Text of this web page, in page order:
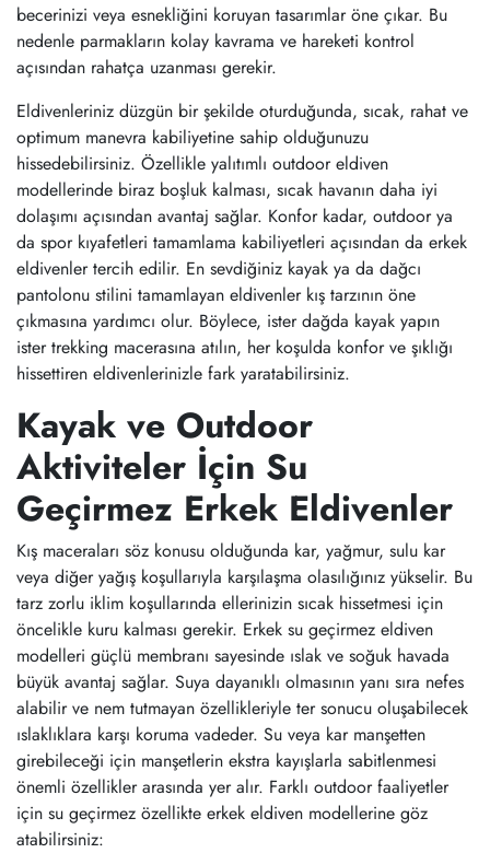
becerinizi veya esnekliğini koruyan tasarımlar öne çıkar. Bu
nedenle parmakların kolay kavrama ve hareketi kontrol
açısından rahatça uzanması gerekir.
Eldivenleriniz düzgün bir şekilde oturduğunda, sıcak, rahat ve
optimum manevra kabiliyetine sahip olduğunuzu
hissedebilirsiniz. Özellikle yalıtımlı outdoor eldiven
modellerinde biraz boşluk kalması, sıcak havanın daha iyi
dolaşımı açısından avantaj sağlar. Konfor kadar, outdoor ya
da spor kıyafetleri tamamlama kabiliyetleri açısından da erkek
eldivenler tercih edilir. En sevdiğiniz kayak ya da dağcı
pantolonu stilini tamamlayan eldivenler kış tarzının öne
çıkmasına yardımcı olur. Böylece, ister dağda kayak yapın
ister trekking macerasına atılın, her koşulda konfor ve şıklığı
hissettiren eldivenlerinizle fark yaratabilirsiniz.
Kayak ve Outdoor
Aktiviteler İçin Su
Geçirmez Erkek Eldivenler
Kış maceraları söz konusu olduğunda kar, yağmur, sulu kar
veya diğer yağış koşullarıyla karşılaşma olasılığınız yükselir. Bu
tarz zorlu iklim koşullarında ellerinizin sıcak hissetmesi için
öncelikle kuru kalması gerekir. Erkek su geçirmez eldiven
modelleri güçlü membranı sayesinde ıslak ve soğuk havada
büyük avantaj sağlar. Suya dayanıklı olmasının yanı sıra nefes
alabilir ve nem tutmayan özellikleriyle ter sonucu oluşabilecek
ıslaklıklara karşı koruma vadeder. Su veya kar manşetten
girebileceği için manşetlerin ekstra kayışlarla sabitlenmesi
önemli özellikler arasında yer alır. Farklı outdoor faaliyetler
için su geçirmez özellikte erkek eldiven modellerine göz
atabilirsiniz: